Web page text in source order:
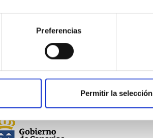
Preferencias
Permitir la selección